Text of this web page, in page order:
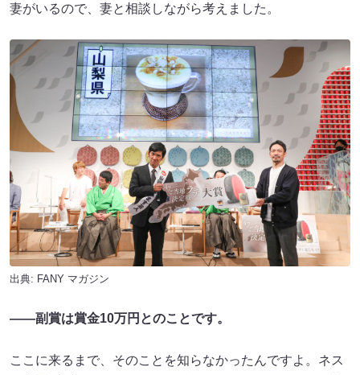
妻がいるので、妻と相談しながら考えました。
出典: FANY マガジン
――副賞は賞金10万円とのことです。
ここに来るまで、そのことを知らなかったんですよ。ネス